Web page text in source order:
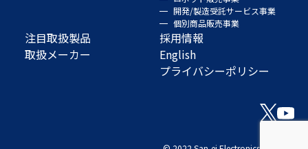
開発/製造受託サービス事業
個別商品販売事業
注目取扱製品
取扱メーカー
採用情報
English
プライバシーポリシー